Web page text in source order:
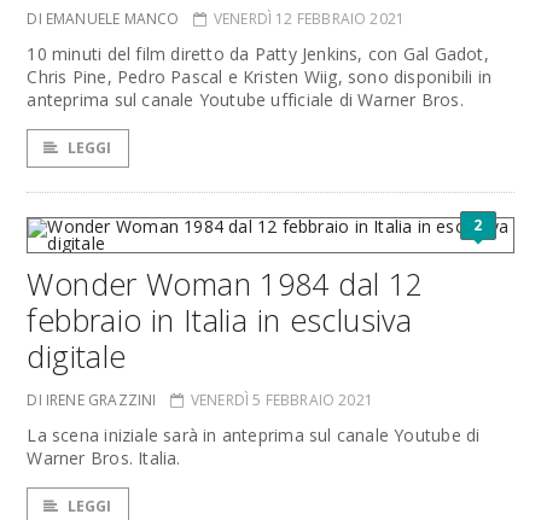
DI EMANUELE MANCO VENERDÌ 12 FEBBRAIO 2021
10 minuti del film diretto da Patty Jenkins, con Gal Gadot,
Chris Pine, Pedro Pascal e Kristen Wiig, sono disponibili in
anteprima sul canale Youtube ufficiale di Warner Bros.
LEGGI
2
Wonder Woman 1984 dal 12
febbraio in Italia in esclusiva
digitale
DI IRENE GRAZZINI VENERDÌ 5 FEBBRAIO 2021
La scena iniziale sarà in anteprima sul canale Youtube di
Warner Bros. Italia.
LEGGI